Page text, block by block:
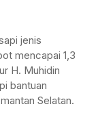
jenis
mencapai 1,3
H. Muhidin
bantuan
Selatan.